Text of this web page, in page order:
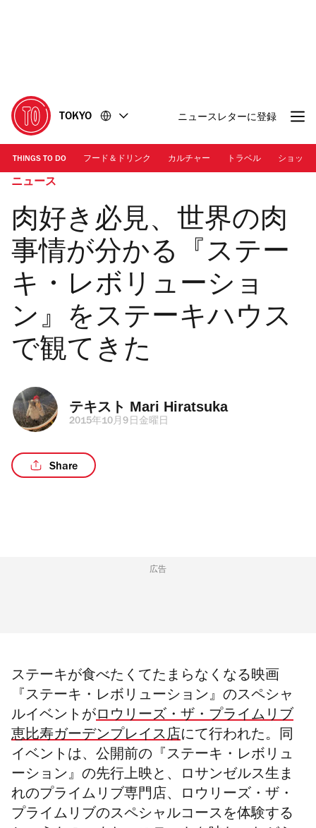
に
移
動
移
動
TOKYO ニュースレターに登録
THINGS TO DO フード＆ドリンク カルチャー トラベル ショッピ
ニュース
肉好き必見、世界の肉
事情が分かる『ステー
キ・レボリューショ
ン』をステーキハウス
で観てきた
テキスト Mari Hiratsuka
2015年10月9日金曜日
Share
広告
ステーキが食べたくてたまらなくなる映画
『ステーキ・レボリューション』のスペシャ
ルイベントがロウリーズ・ザ・プライムリブ
恵比寿ガーデンプレイス店にて行われた。同
イベントは、公開前の『ステーキ・レボリュ
ーション』の先行上映と、ロサンゼルス生ま
れのプライムリブ専門店、ロウリーズ・ザ・
プライムリブのスペシャルコースを体験する